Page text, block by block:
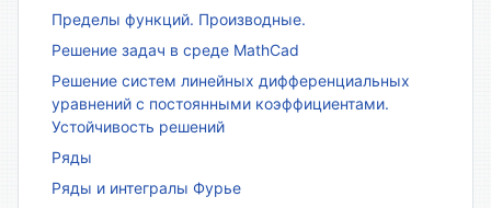
Пределы функций. Производные.
Решение задач в среде MathCad
Решение систем линейных дифференциальных
уравнений с постоянными коэффициентами.
Устойчивость решений
Ряды
Ряды и интегралы Фурье